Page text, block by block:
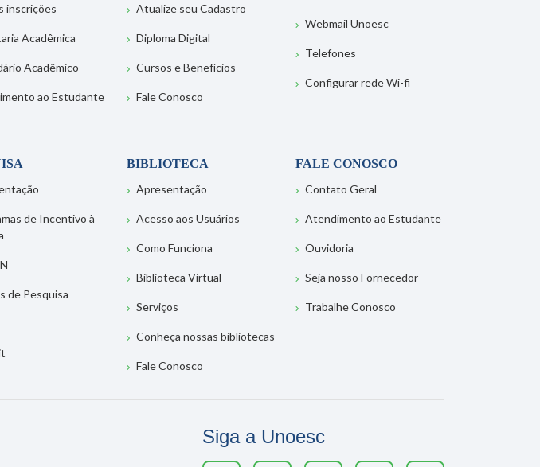
inscrições
Acadêmica
Acadêmico
ao Estudante
Atualize seu Cadastro
Diploma Digital
Cursos e Benefícios
Fale Conosco
Webmail Unoesc
Telefones
Configurar rede Wi-fi
de Incentivo à
de Pesquisa
BIBLIOTECA
Apresentação
Acesso aos Usuários
Como Funciona
Biblioteca Virtual
Serviços
Conheça nossas bibliotecas
Fale Conosco
FALE CONOSCO
Contato Geral
Atendimento ao Estudante
Ouvidoria
Seja nosso Fornecedor
Trabalhe Conosco
Siga a Unoesc